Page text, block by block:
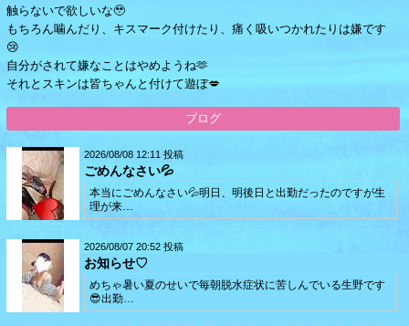
触らないで欲しいな🥹
もちろん噛んだり、キスマーク付けたり、痛く吸いつかれたりは嫌です
😢
自分がされて嫌なことはやめようね🫶
それとスキンは皆ちゃんと付けて遊ぼ💋
ブログ
2026/08/08 12:11 投稿
ごめんなさい💦
本当にごめんなさい💦明日、明後日と出勤だったのですが生
理が来…
2026/08/07 20:52 投稿
お知らせ♡
めちゃ暑い夏のせいで毎朝脱水症状に苦しんでいる生野です
😎出勤…